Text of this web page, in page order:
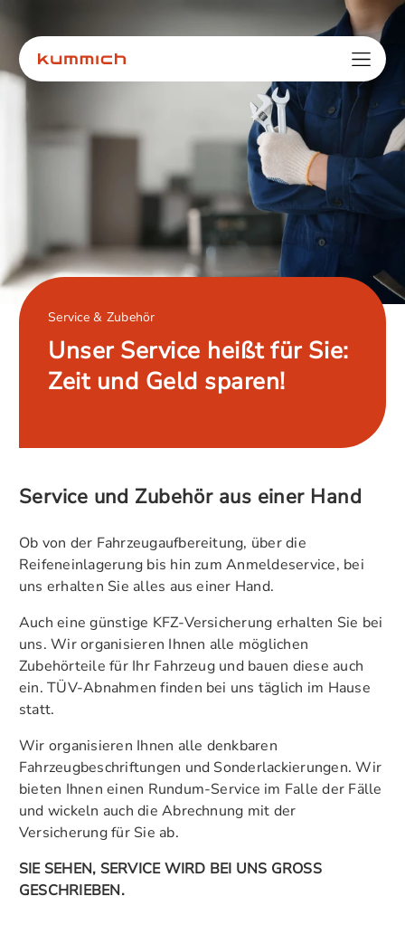
Service & Zubehör
Unser Service heißt für Sie:
Zeit und Geld sparen!
Service und Zubehör aus einer Hand
Ob von der Fahrzeugaufbereitung, über die
Reifeneinlagerung bis hin zum Anmeldeservice, bei
uns erhalten Sie alles aus einer Hand.
Auch eine günstige KFZ-Versicherung erhalten Sie bei
uns. Wir organisieren Ihnen alle möglichen
Zubehörteile für Ihr Fahrzeug und bauen diese auch
ein. TÜV-Abnahmen finden bei uns täglich im Hause
statt.
Wir organisieren Ihnen alle denkbaren
Fahrzeugbeschriftungen und Sonderlackierungen. Wir
bieten Ihnen einen Rundum-Service im Falle der Fälle
und wickeln auch die Abrechnung mit der
Versicherung für Sie ab.
SIE SEHEN, SERVICE WIRD BEI UNS GROSS
GESCHRIEBEN.